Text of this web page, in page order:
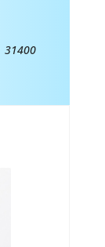
31400